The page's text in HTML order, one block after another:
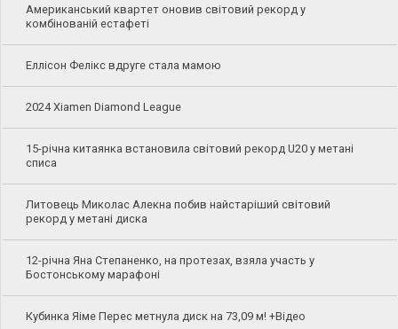
Американський квартет оновив світовий рекорд у
комбінованій естафеті
Еллісон Фелікс вдруге стала мамою
2024 Xiamen Diamond League
15-річна китаянка встановила світовий рекорд U20 у метані
списа
Литовець Миколас Алекна побив найстаріший світовий
рекорд у метані диска
12-річна Яна Степаненко, на протезах, взяла участь у
Бостонському марафоні
Кубинка Яіме Перес метнула диск на 73,09 м! +Відео